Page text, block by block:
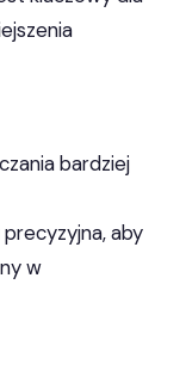
bardziej
precyzyjna, aby
w